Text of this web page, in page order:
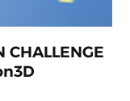
CHALLENGE